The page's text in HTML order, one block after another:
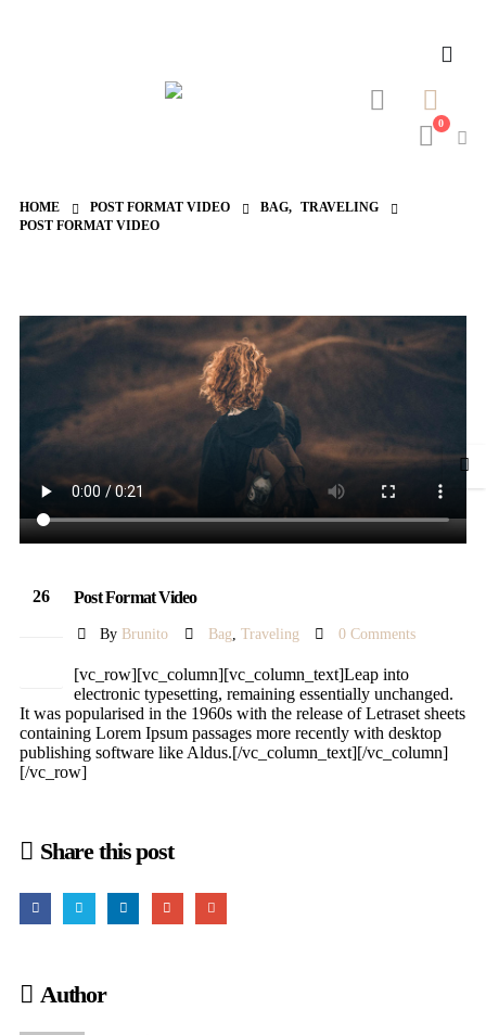
0
HOME POST FORMAT VIDEO BAG, TRAVELING
POST FORMAT VIDEO
26 Post Format Video
By Brunito Bag Traveling 0 Comments
[vc_row][vc_column][vc_column_text]Leap into
electronic typesetting, remaining essentially unchanged.
It was popularised in the 1960s with the release of Letraset sheets
containing Lorem Ipsum passages more recently with desktop
publishing software like Aldus.[/vc_column_text][/vc_column]
[/vc_row]
Share this post
Author